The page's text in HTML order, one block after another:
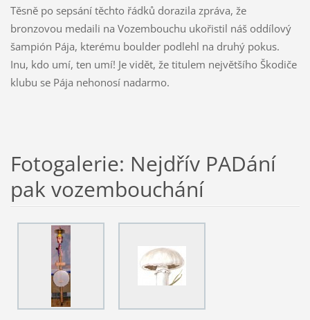
Těsně po sepsání těchto řádků dorazila zpráva, že
bronzovou medaili na Vozembouchu ukořistil náš oddílový
šampión Pája, kterému boulder podlehl na druhý pokus.
Inu, kdo umí, ten umí! Je vidět, že titulem největšího Škodiče
klubu se Pája nehonosí nadarmo.
Fotogalerie: Nejdřív PADání
pak vozembouchání